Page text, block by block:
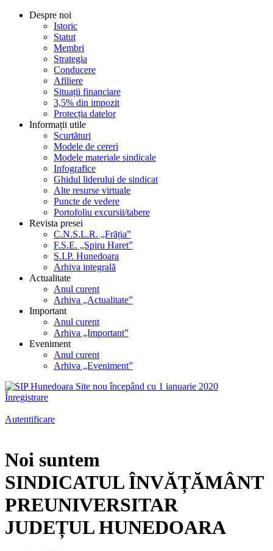
Despre noi
Istoric
Statut
Membri
Strategia
Conducere
Afiliere
Situații financiare
3,5% din impozit
Protecția datelor
Informații utile
Scurtături
Modele de cereri
Modele materiale sindicale
Infografice
Ghidul liderului de sindicat
Alte resurse virtuale
Puncte de vedere
Portofoliu excursii/tabere
Revista presei
C.N.S.L.R. „Frăția”
F.S.E. „Spiru Haret”
S.I.P. Hunedoara
Arhiva integrală
Actualitate
Anul curent
Arhiva „Actualitate”
Important
Anul curent
Arhiva „Important”
Eveniment
Anul curent
Arhiva „Eveniment”
Înregistrare
Autentificare
Noi suntem
SINDICATUL ÎNVĂȚĂMÂNT
PREUNIVERSITAR
JUDEȚUL HUNEDOARA